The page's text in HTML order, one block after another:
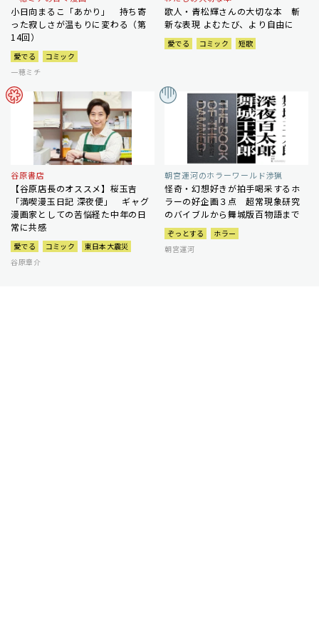
小日向まるこ「あかり」 持ち寄
った寂しさが温もりに変わる（第
14回）
愛でる
コミック
一穂ミチ
歌人・青松輝さんの大切な本 斬
新な表現 よむたび、より自由に
愛でる コミック 短歌
谷原書店
【谷原店長のオススメ】桜玉吉
「満喫漫玉日記 深夜便」 ギャグ
漫画家としての苦悩経た中年の日
常に共感
愛でる コミック
東日本大震災
谷原章介
朝宮運河のホラーワールド渉猟
怪奇・幻想好きが拍手喝采するホ
ラーの好企画３点 超常現象研究
のバイブルから舞城版百物語まで
ぞっとする
ホラー
朝宮運河